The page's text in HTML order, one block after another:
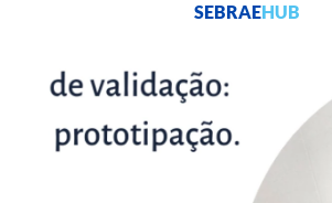
SEBRAEHUB